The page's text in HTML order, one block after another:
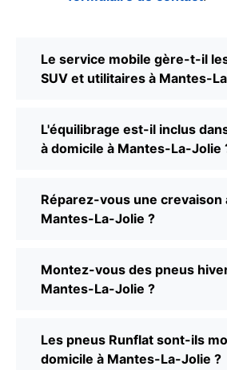
Le service mobile gère-t-il
SUV et utilitaires à Mantes-
L'équilibrage est-il inclus
à domicile à Mantes-La-Jolie
Réparez-vous une crevaison
Mantes-La-Jolie ?
Montez-vous des pneus
Mantes-La-Jolie ?
Les pneus Runflat sont-ils
domicile à Mantes-La-Jolie ?